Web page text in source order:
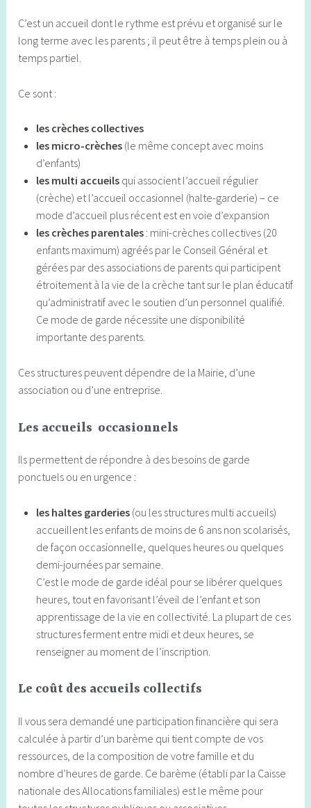
C’est un accueil dont le rythme est prévu et organisé sur le
long terme avec les parents ; il peut être à temps plein ou à
temps partiel.
Ce sont :
les crèches collectives
les micro-crèches(le même concept avec moins
d’enfants)
les multi accueilsqui associent l’accueil régulier
(crèche) et l’accueil occasionnel (halte-garderie) – ce
mode d’accueil plus récent est en voie d’expansion
les crèches parentales: mini-crèches collectives (20
enfants maximum) agréés par le Conseil Général et
gérées par des associations de parents qui participent
étroitement à la vie de la crèche tant sur le plan éducatif
qu’administratif avec le soutien d’un personnel qualifié.
Ce mode de garde nécessite une disponibilité
importante des parents.
Ces structures peuvent dépendre de la Mairie, d’une
association ou d’une entreprise.
Les accueils occasionnels
Ils permettent de répondre à des besoins de garde
ponctuels ou en urgence :
les haltes garderies(ou les structures multi accueils)
accueillent les enfants de moins de 6 ans non scolarisés,
de façon occasionnelle, quelques heures ou quelques
demi-journées par semaine.
C’est le mode de garde idéal pour se libérer quelques
heures, tout en favorisant l’éveil de l’enfant et son
apprentissage de la vie en collectivité. La plupart de ces
structures ferment entre midi et deux heures, se
renseigner au moment de l’inscription.
Le coût des accueils collectifs
Il vous sera demandé une participation financière qui sera
calculée à partir d’un barème qui tient compte de vos
ressources, de la composition de votre famille et du
nombre d’heures de garde. Ce barème (établi par la Caisse
nationale des Allocations familiales) est le même pour